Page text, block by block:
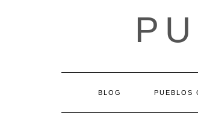
BLOG PUEBLOS